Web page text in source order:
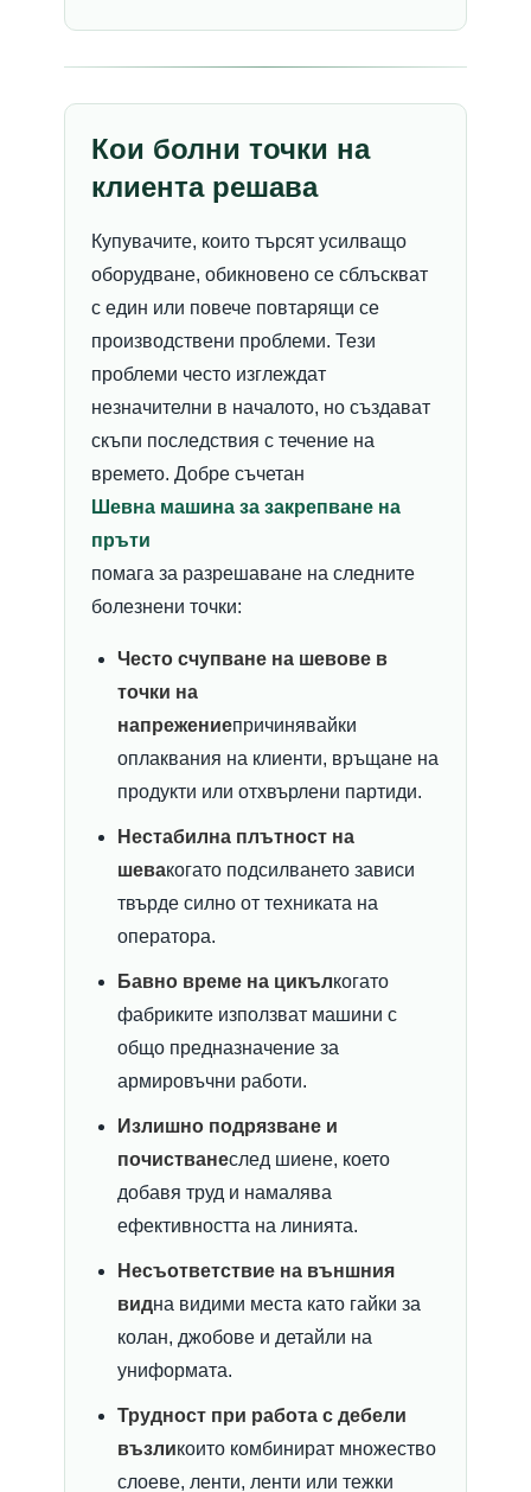
Кои болни точки на
клиента решава
Купувачите, които търсят усилващо
оборудване, обикновено се сблъскват
с един или повече повтарящи се
производствени проблеми. Тези
проблеми често изглеждат
незначителни в началото, но създават
скъпи последствия с течение на
времето. Добре съчетан
Шевна машина за закрепване на
пръти
помага за разрешаване на следните
болезнени точки:
Често счупване на шевове в
точки на
напрежениепричинявайки
оплаквания на клиенти, връщане на
продукти или отхвърлени партиди.
Нестабилна плътност на
шевакогато подсилването зависи
твърде силно от техниката на
оператора.
Бавно време на цикълкогато
фабриките използват машини с
общо предназначение за
армировъчни работи.
Излишно подрязване и
почистванеслед шиене, което
добавя труд и намалява
ефективността на линията.
Несъответствие на външния
видна видими места като гайки за
колан, джобове и детайли на
униформата.
Трудност при работа с дебели
възликоито комбинират множество
слоеве, ленти, ленти или тежки